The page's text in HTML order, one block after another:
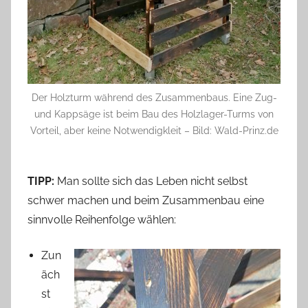
Der Holzturm während des Zusammenbaus. Eine Zug-
und Kappsäge ist beim Bau des Holzlager-Turms von
Vorteil, aber keine Notwendigkleit – Bild: Wald-Prinz.de
TIPP: Man sollte sich das Leben nicht selbst
schwer machen und beim Zusammenbau eine
sinnvolle Reihenfolge wählen:
Zun
äch
st